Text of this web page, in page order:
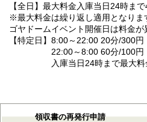
【全日】最大料金入庫当日24時ま
※最大料金は繰り返し適
ゴヤドームイベント開催日は
【特定日】8:00～22:00 20分/300円
22:00～8:00 60分/100円
入庫当日24時まで最大料
領収書の再発行申請